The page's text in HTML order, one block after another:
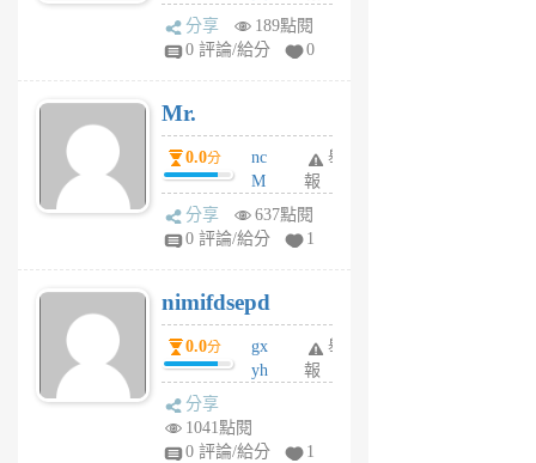
體驗
蜂
1
分享
189點閱
0 評論/給分
0
Mr.
0.0分
nc
M
U
F
U
5
個
月
舉
報
分享
637點閱
0 評論/給分
1
nimifdsepd
0.0分
gx
yh
jl
舉
報
分享
1041點閱
0 評論/給分
1